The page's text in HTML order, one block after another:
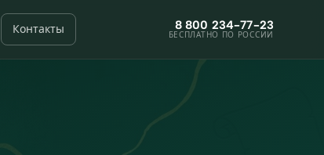
Контакты 8 800 234-77-23
БЕСПЛАТНО ПО РОССИИ